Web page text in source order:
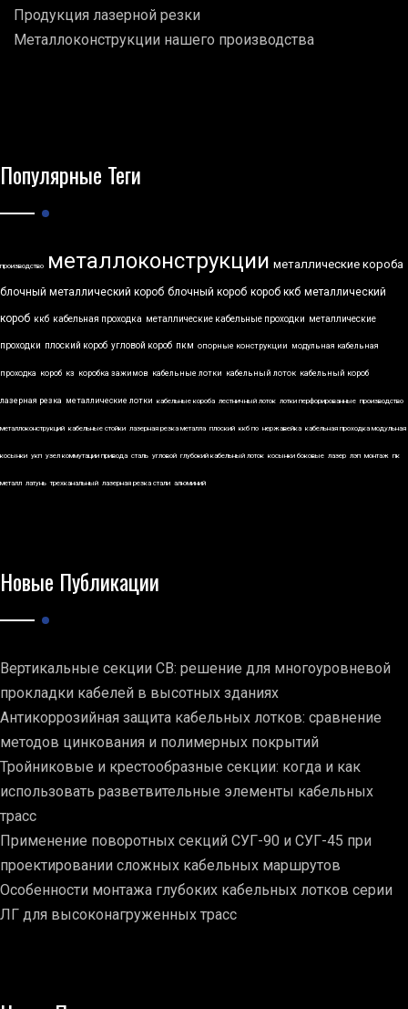
Продукция лазерной резки
Металлоконструкции нашего производства
Популярные Теги
производство металлоконструкции металлические короба
блочный металлический короб блочный короб короб ккб металлический
короб ккб кабельная проходка металлические кабельные проходки металлические
проходки плоский короб угловой короб пкм опорные конструкции модульная кабельная
проходка короб кз коробка зажимов кабельные лотки кабельный лоток кабельный короб
лазерная резка металлические лотки кабельные короба лестничный лоток лотки перфорированные производство
металлоконструкций кабельные стойки лазерная резка металла плоский ккб по нержавейка кабельная проходка модульная
косынки укп узел коммутации привода сталь угловой глубокий кабельный лоток косынки боковые лазер лэп монтаж пк
металл латунь трехканальный лазерная резка стали алюминий
Новые Публикации
Вертикальные секции СВ: решение для многоуровневой
прокладки кабелей в высотных зданиях
Антикоррозийная защита кабельных лотков: сравнение
методов цинкования и полимерных покрытий
Тройниковые и крестообразные секции: когда и как
использовать разветвительные элементы кабельных
трасс
Применение поворотных секций СУГ-90 и СУГ-45 при
проектировании сложных кабельных маршрутов
Особенности монтажа глубоких кабельных лотков серии
ЛГ для высоконагруженных трасс